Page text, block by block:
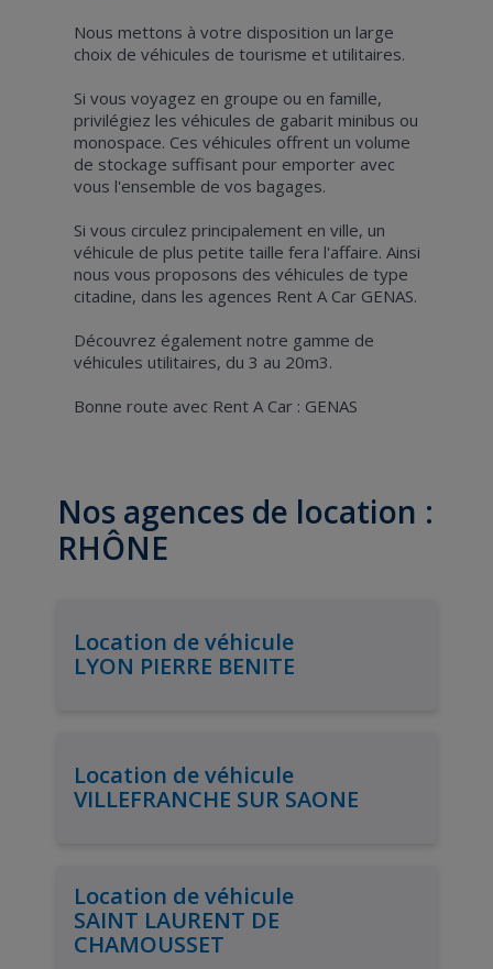
Nous mettons à votre disposition un large
choix de véhicules de tourisme et utilitaires.
Si vous voyagez en groupe ou en famille,
privilégiez les véhicules de gabarit minibus ou
monospace. Ces véhicules offrent un volume
de stockage suffisant pour emporter avec
vous l'ensemble de vos bagages.
Si vous circulez principalement en ville, un
véhicule de plus petite taille fera l'affaire. Ainsi
nous vous proposons des véhicules de type
citadine, dans les agences Rent A Car GENAS.
Découvrez également notre gamme de
véhicules utilitaires, du 3 au 20m3.
Bonne route avec Rent A Car : GENAS
Nos agences de location :
RHÔNE
Location de véhicule
LYON PIERRE BENITE
Location de véhicule
VILLEFRANCHE SUR SAONE
Location de véhicule
SAINT LAURENT DE
CHAMOUSSET